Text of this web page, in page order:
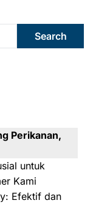
Search
Perikanan,
untuk
Kami
Efektif dan